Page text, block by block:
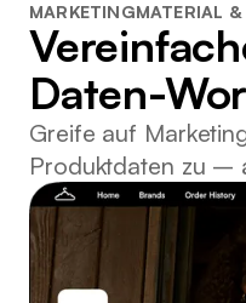
MARKETINGMATERIAL &
Daten-
Greife auf
Produktdaten zu –